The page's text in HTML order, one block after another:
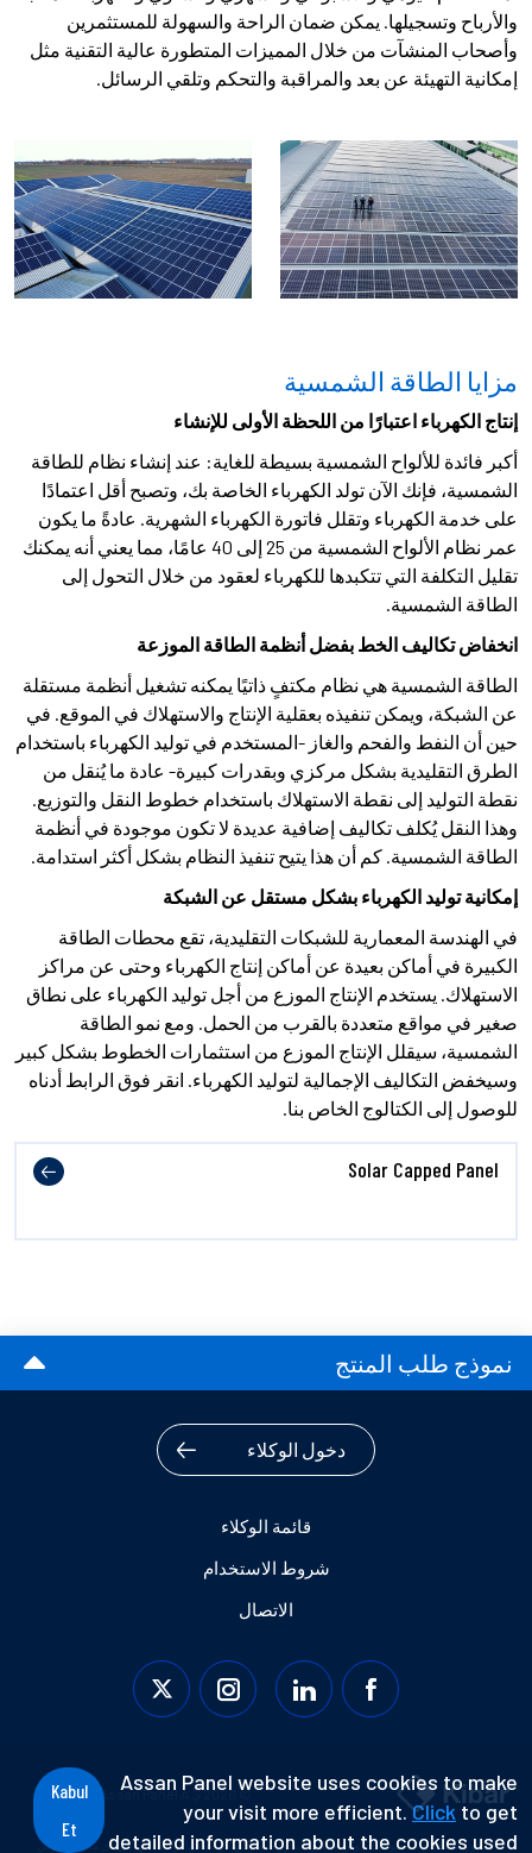
والأرباح وتسجيلها. يمكن ضمان الراحة والسهولة للمستثمرين
وأصحاب المنشآت من خلال المميزات المتطورة عالية التقنية مثل
إمكانية التهيئة عن بعد والمراقبة والتحكم وتلقي الرسائل.
مزايا الطاقة الشمسية
إنتاج الكهرباء اعتبارًا من اللحظة الأولى للإنشاء
أكبر فائدة للألواح الشمسية بسيطة للغاية: عند إنشاء نظام للطاقة
الشمسية، فإنك الآن تولد الكهرباء الخاصة بك، وتصبح أقل اعتمادًا
على خدمة الكهرباء وتقلل فاتورة الكهرباء الشهرية. عادةً ما يكون
عمر نظام الألواح الشمسية من 25 إلى 40 عامًا، مما يعني أنه يمكنك
تقليل التكلفة التي تتكبدها للكهرباء لعقود من خلال التحول إلى
الطاقة الشمسية.
انخفاض تكاليف الخط بفضل أنظمة الطاقة الموزعة
الطاقة الشمسية هي نظام مكتفٍ ذاتيًا يمكنه تشغيل أنظمة مستقلة
عن الشبكة، ويمكن تنفيذه بعقلية الإنتاج والاستهلاك في الموقع. في
حين أن النفط والفحم والغاز -المستخدم في توليد الكهرباء باستخدام
الطرق التقليدية بشكل مركزي وبقدرات كبيرة- عادة ما يُنقل من
نقطة التوليد إلى نقطة الاستهلاك باستخدام خطوط النقل والتوزيع.
وهذا النقل يُكلف تكاليف إضافية عديدة لا تكون موجودة في أنظمة
الطاقة الشمسية. كم أن هذا يتيح تنفيذ النظام بشكل أكثر استدامة.
إمكانية توليد الكهرباء بشكل مستقل عن الشبكة
في الهندسة المعمارية للشبكات التقليدية، تقع محطات الطاقة
الكبيرة في أماكن بعيدة عن أماكن إنتاج الكهرباء وحتى عن مراكز
الاستهلاك. يستخدم الإنتاج الموزع من أجل توليد الكهرباء على نطاق
صغير في مواقع متعددة بالقرب من الحمل. ومع نمو الطاقة
الشمسية، سيقلل الإنتاج الموزع من استثمارات الخطوط بشكل كبير
وسيخفض التكاليف الإجمالية لتوليد الكهرباء. انقر فوق الرابط أدناه
للوصول إلى الكتالوج الخاص بنا.
Solar Capped Panel
نموذج طلب المنتج
دخول الوكلاء
قائمة الوكلاء
شروط الاستخدام
الاتصال
© 2026 Assan Panel A.Ş.
لا يجوز استخدام المعلومات الواردة هنا ولا يجوز مشاركتها أو نسخها أو طباعتها في أي مكان، لغرض
Assan Panel website uses cookies to make
your visit more efficient.Clickto get
detailed information about the cookies used
Kabul
Et